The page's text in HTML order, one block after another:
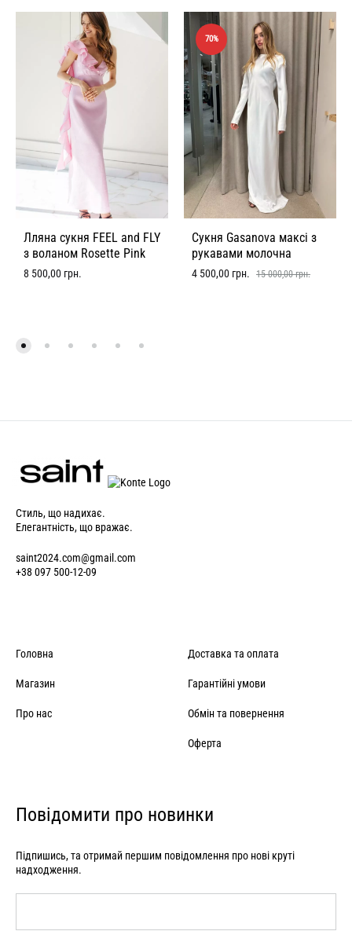
Лляна сукня FEEL and FLY
з воланом Rosette Pink
8 500,00 грн.
70%
Сукня Gasanova максі з
рукавами молочна
4 500,00 грн. 15 000,00грн.
Стиль, що надихає.
Елегантність, що вражає.
saint2024.com@gmail.com
+38 097 500-12-09
Головна
Магазин
Про нас
Доставка та оплата
Гарантійні умови
Обмін та повернення
Оферта
Повідомити про новинки
Підпишись, та отримай першим повідомлення про нові круті
надходження.